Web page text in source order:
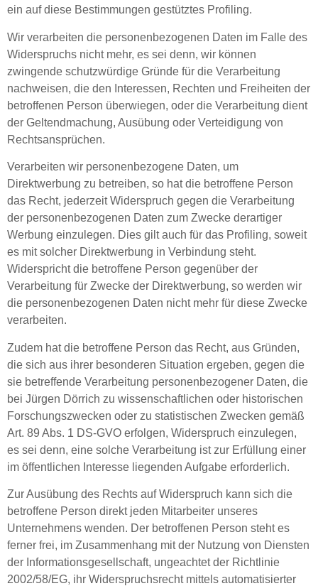
ein auf diese Bestimmungen gestütztes Profiling.
Wir verarbeiten die personenbezogenen Daten im Falle des
Widerspruchs nicht mehr, es sei denn, wir können
zwingende schutzwürdige Gründe für die Verarbeitung
nachweisen, die den Interessen, Rechten und Freiheiten der
betroffenen Person überwiegen, oder die Verarbeitung dient
der Geltendmachung, Ausübung oder Verteidigung von
Rechtsansprüchen.
Verarbeiten wir personenbezogene Daten, um
Direktwerbung zu betreiben, so hat die betroffene Person
das Recht, jederzeit Widerspruch gegen die Verarbeitung
der personenbezogenen Daten zum Zwecke derartiger
Werbung einzulegen. Dies gilt auch für das Profiling, soweit
es mit solcher Direktwerbung in Verbindung steht.
Widerspricht die betroffene Person gegenüber der
Verarbeitung für Zwecke der Direktwerbung, so werden wir
die personenbezogenen Daten nicht mehr für diese Zwecke
verarbeiten.
Zudem hat die betroffene Person das Recht, aus Gründen,
die sich aus ihrer besonderen Situation ergeben, gegen die
sie betreffende Verarbeitung personenbezogener Daten, die
bei Jürgen Dörrich zu wissenschaftlichen oder historischen
Forschungszwecken oder zu statistischen Zwecken gemäß
Art. 89 Abs. 1 DS-GVO erfolgen, Widerspruch einzulegen,
es sei denn, eine solche Verarbeitung ist zur Erfüllung einer
im öffentlichen Interesse liegenden Aufgabe erforderlich.
Zur Ausübung des Rechts auf Widerspruch kann sich die
betroffene Person direkt jeden Mitarbeiter unseres
Unternehmens wenden. Der betroffenen Person steht es
ferner frei, im Zusammenhang mit der Nutzung von Diensten
der Informationsgesellschaft, ungeachtet der Richtlinie
2002/58/EG, ihr Widerspruchsrecht mittels automatisierter